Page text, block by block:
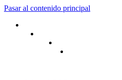
Pasar al contenido principal